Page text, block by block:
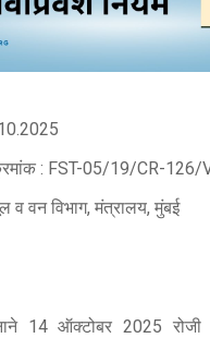
: FST-05/19/CR-126/
व वन विभाग, मंत्रालय, मुंबई
14 ऑक्टोबर 2025 रोजी